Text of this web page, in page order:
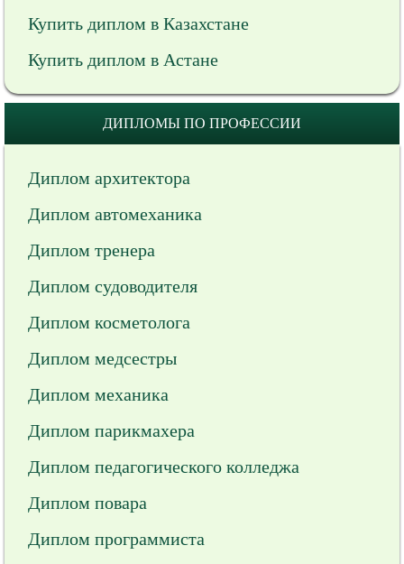
Купить диплом в Казахстане
Купить диплом в Астане
ДИПЛОМЫ ПО ПРОФЕССИИ
Диплом архитектора
Диплом автомеханика
Диплом тренера
Диплом судоводителя
Диплом косметолога
Диплом медсестры
Диплом механика
Диплом парикмахера
Диплом педагогического колледжа
Диплом повара
Диплом программиста